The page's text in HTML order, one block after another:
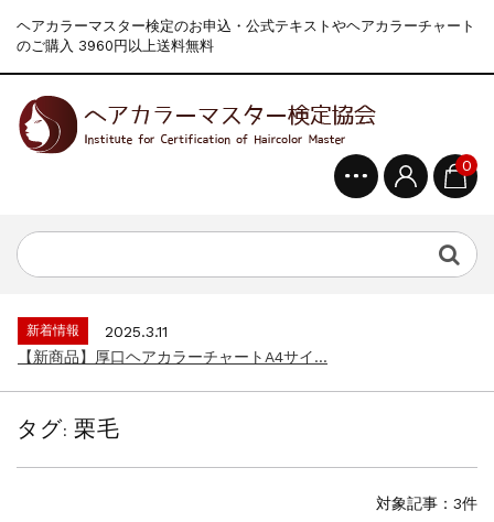
ヘアカラーマスター検定のお申込・公式テキストやヘアカラーチャート
のご購入 3960円以上送料無料
0
一部ヘアカラーチャートのお値引きを行いま...
新着情報
2026.7.1
新着情報
2025.3.11
【新商品】厚口ヘアカラーチャートA4サイ...
新着情報
2024.4.10
タグ:栗毛
対象記事：3件